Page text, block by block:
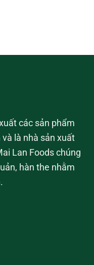
các sản phẩm
là nhà sản xuất
Lan Foods chúng
hàn the nhằm